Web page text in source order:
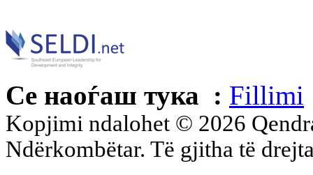
Се наоѓаш тука : Fillimi
Kopjimi ndalohet © 2026
Ndërkombëtar. Të gjitha të